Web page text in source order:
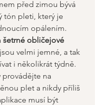
před zimou bývá
tón pleti, který je
opálením.
šetrné obličejové
velmi jemné, a tak
i několikrát týdně.
provádějte na
plet a nikdy příliš
musí být